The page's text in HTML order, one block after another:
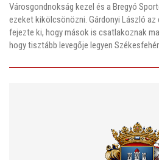
Városgondnokság kezel és a Bregyó
ezeket kikölcsönözni. Gárdonyi László
fejezte ki, hogy mások is csatlakoznak
hogy tisztább levegője legyen